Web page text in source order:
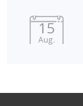
15
Aug.